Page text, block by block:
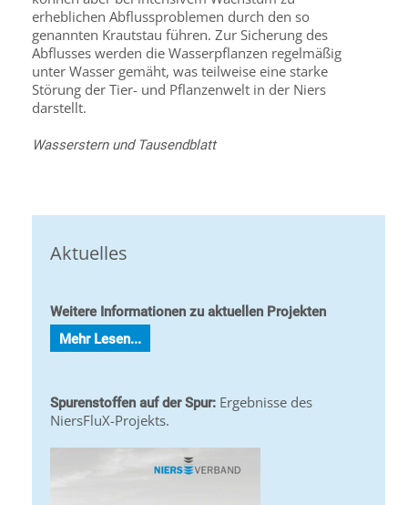
erheblichen Abflussproblemen durch den so
genannten Krautstau führen. Zur Sicherung des
Abflusses werden die Wasserpflanzen regelmäßig
unter Wasser gemäht, was teilweise eine starke
Störung der Tier- und Pflanzenwelt in der Niers
darstellt.
Wasserstern und Tausendblatt
Aktuelles
Weitere Informationen zu aktuellen Projekten
Mehr Lesen...
Spurenstoffen auf der Spur: Ergebnisse des
NiersFluX-Projekts.